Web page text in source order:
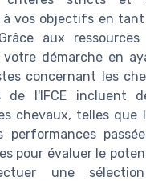
à vos objectifs en
aux ressources
votre démarche en
concernant les
de l'IFCE incluent
chevaux, telles que
performances
pour évaluer le
une